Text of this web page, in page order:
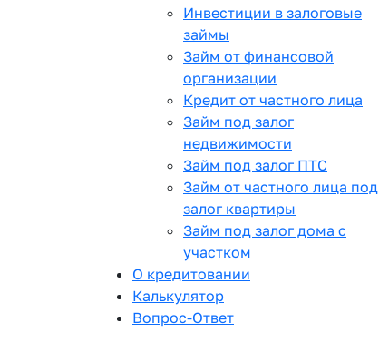
Инвестиции в залоговые
займы
Займ от финансовой
организации
Кредит от частного лица
Займ под залог
недвижимости
Займ под залог ПТС
Займ от частного лица под
залог квартиры
Займ под залог дома с
участком
О кредитовании
Калькулятор
Вопрос-Ответ